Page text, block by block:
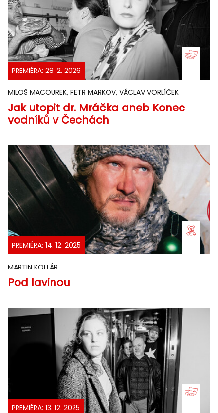
PREMIÉRA: 28. 2. 2026
MILOŠ MACOUREK, PETR MARKOV, VÁCLAV VORLÍČEK
Jak utopit dr. Mráčka aneb Konec
vodníků v Čechách
PREMIÉRA: 14. 12. 2025
MARTIN KOLLÁR
Pod lavinou
PREMIÉRA: 13. 12. 2025